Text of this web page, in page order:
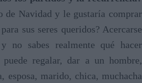
de Navidad y le gustaría comprar
sus seres queridos? Acercarse
no sabes realmente qué hacer
regalar, dar a un hombre,
esposa, marido, chica, muchacha